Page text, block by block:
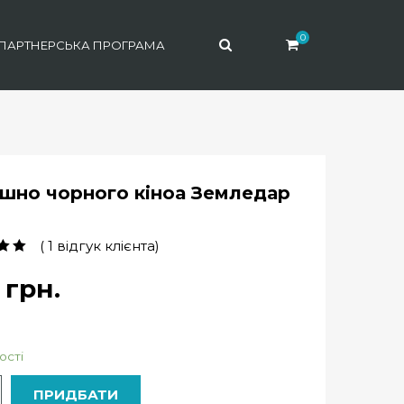
0
ПРОГРАМА
чорного кіноа Земледар
(1 відгук клієнта)
грн.
ПРИДБАТИ